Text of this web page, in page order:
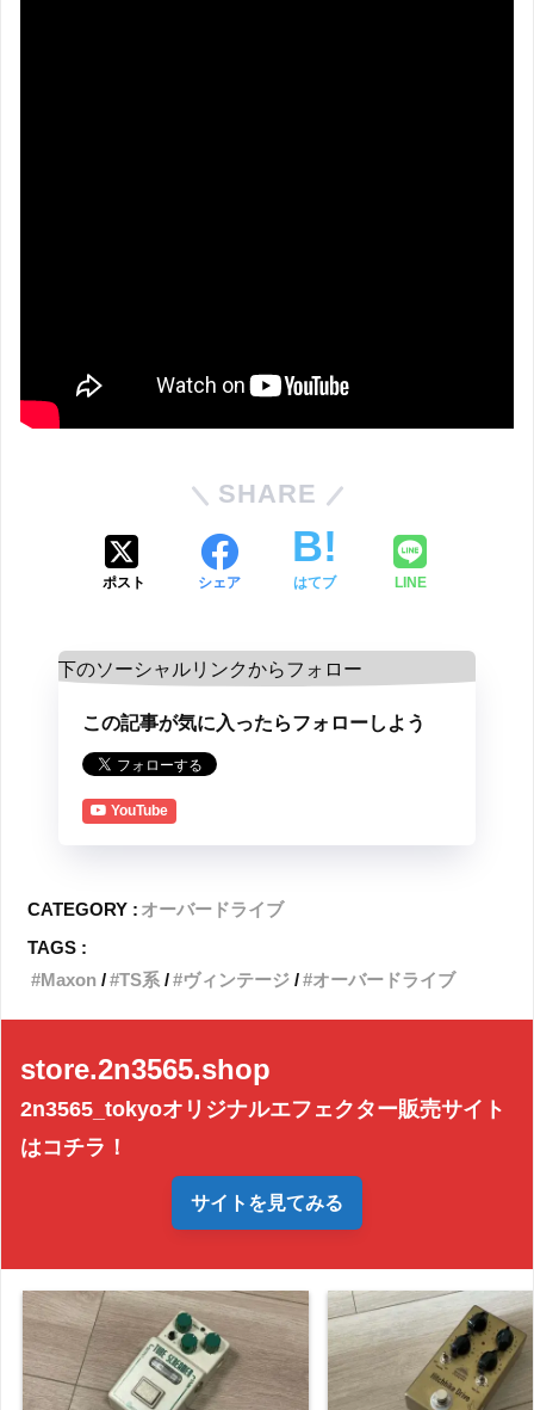
SHARE
ポスト シェア はてブ LINE
この記事が気に入ったらフォローしよう
YouTube
CATEGORY : オーバードライブ
TAGS :
Maxon
TS系 ヴィンテージ オーバードライブ
store.2n3565.shop
2n3565_tokyoオリジナルエフェクター販売サイト
はコチラ！
サイトを見てみる